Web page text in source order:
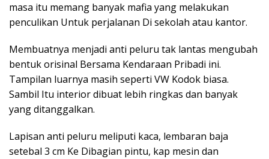
masa itu memang banyak mafia yang melakukan
penculikan Untuk perjalanan Di sekolah atau kantor.
Membuatnya menjadi anti peluru tak lantas mengubah
bentuk orisinal Bersama Kendaraan Pribadi ini.
Tampilan luarnya masih seperti VW Kodok biasa.
Sambil Itu interior dibuat lebih ringkas dan banyak
yang ditanggalkan.
Lapisan anti peluru meliputi kaca, lembaran baja
setebal 3 cm Ke Dibagian pintu, kap mesin dan